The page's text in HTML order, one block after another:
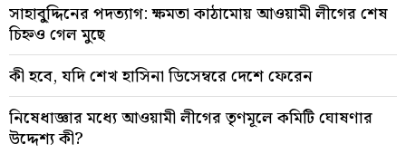
সাহাবু্দ্দিনের পদত্যাগ: ক্ষমতা কাঠামোয় আওয়ামী লীগের শেষ
চিহ্নও গেল মুছে
কী হবে, যদি শেখ হাসিনা ডিসেম্বরে দেশে ফেরেন
নিষেধাজ্ঞার মধ্যে আওয়ামী লীগের তৃণমূলে কমিটি ঘোষণার
উদ্দেশ্য কী?